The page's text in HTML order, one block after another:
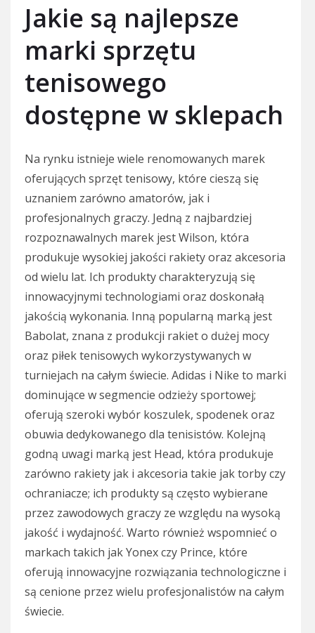
Jakie są najlepsze
marki sprzętu
tenisowego
dostępne w sklepach
Na rynku istnieje wiele renomowanych marek
oferujących sprzęt tenisowy, które cieszą się
uznaniem zarówno amatorów, jak i
profesjonalnych graczy. Jedną z najbardziej
rozpoznawalnych marek jest Wilson, która
produkuje wysokiej jakości rakiety oraz akcesoria
od wielu lat. Ich produkty charakteryzują się
innowacyjnymi technologiami oraz doskonałą
jakością wykonania. Inną popularną marką jest
Babolat, znana z produkcji rakiet o dużej mocy
oraz piłek tenisowych wykorzystywanych w
turniejach na całym świecie. Adidas i Nike to marki
dominujące w segmencie odzieży sportowej;
oferują szeroki wybór koszulek, spodenek oraz
obuwia dedykowanego dla tenisistów. Kolejną
godną uwagi marką jest Head, która produkuje
zarówno rakiety jak i akcesoria takie jak torby czy
ochraniacze; ich produkty są często wybierane
przez zawodowych graczy ze względu na wysoką
jakość i wydajność. Warto również wspomnieć o
markach takich jak Yonex czy Prince, które
oferują innowacyjne rozwiązania technologiczne i
są cenione przez wielu profesjonalistów na całym
świecie.